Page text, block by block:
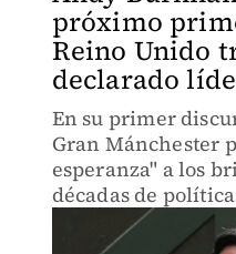
próximo
Reino Unido
declarado
En su primer
Gran Mánchester
esperanza" a los
décadas de